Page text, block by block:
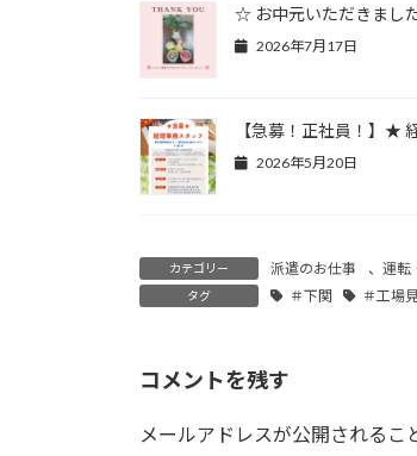
☆ お中元いただきまし
2026年7月17日
【急募！正社員！】★
2026年5月20日
カテゴリー 派遣のお仕事 、 運転
タグ ＃下関 ＃工場
コメントを残す
メールアドレスが公開されるこ